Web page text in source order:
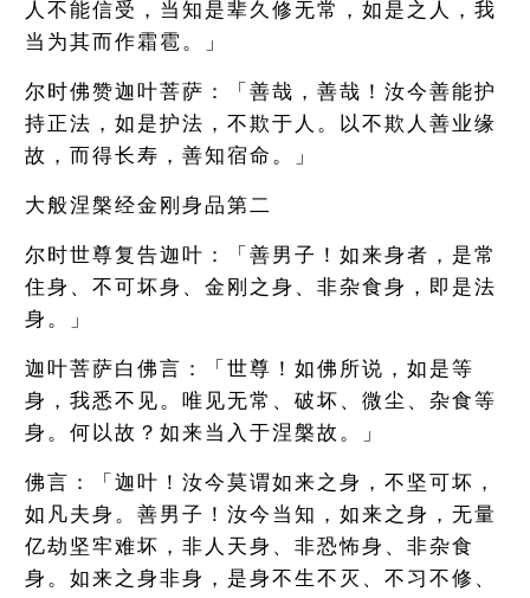
人不能信受，当知是辈久修无常，如是之人，我
当为其而作霜雹。」
尔时佛赞迦叶菩萨：「善哉，善哉！汝今善能护
持正法，如是护法，不欺于人。以不欺人善业缘
故，而得长寿，善知宿命。」
大般涅槃经金刚身品第二
尔时世尊复告迦叶：「善男子！如来身者，是常
住身、不可坏身、金刚之身、非杂食身，即是法
身。」
迦叶菩萨白佛言：「世尊！如佛所说，如是等
身，我悉不见。唯见无常、破坏、微尘、杂食等
身。何以故？如来当入于涅槃故。」
佛言：「迦叶！汝今莫谓如来之身，不坚可坏，
如凡夫身。善男子！汝今当知，如来之身，无量
亿劫坚牢难坏，非人天身、非恐怖身、非杂食
身。如来之身非身，是身不生不灭、不习不修、